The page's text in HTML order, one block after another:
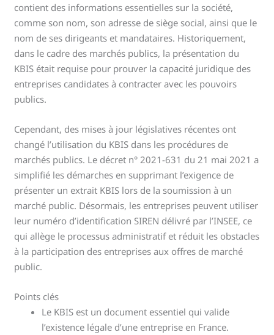
contient des informations essentielles sur la société,
comme son nom, son adresse de siège social, ainsi que le
nom de ses dirigeants et mandataires. Historiquement,
dans le cadre des marchés publics, la présentation du
KBIS était requise pour prouver la capacité juridique des
entreprises candidates à contracter avec les pouvoirs
publics.
Cependant, des mises à jour législatives récentes ont
changé l’utilisation du KBIS dans les procédures de
marchés publics. Le décret n° 2021-631 du 21 mai 2021 a
simplifié les démarches en supprimant l’exigence de
présenter un extrait KBIS lors de la soumission à un
marché public. Désormais, les entreprises peuvent utiliser
leur numéro d’identification SIREN délivré par l’INSEE, ce
qui allège le processus administratif et réduit les obstacles
à la participation des entreprises aux offres de marché
public.
Points clés
Le KBIS est un document essentiel qui valide
l’existence légale d’une entreprise en France.